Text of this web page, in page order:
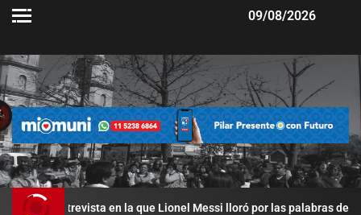
09/08/2026
en la que Lionel Messi lloró por las palabras de su papá